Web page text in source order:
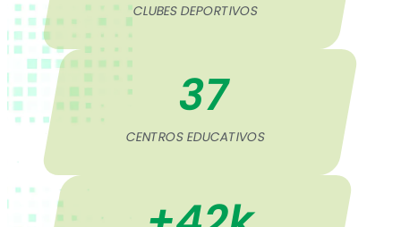
CLUBES DEPORTIVOS
CENTROS EDUCATIVOS
37